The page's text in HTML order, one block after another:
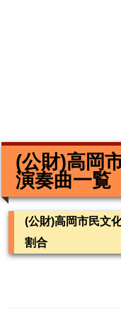
(公財)高岡
演奏曲一覧
(公財)高岡市民文
割合